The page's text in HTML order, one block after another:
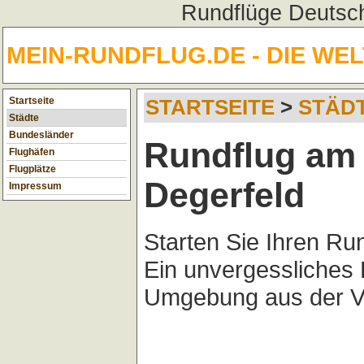
Rundflüge
MEIN-RUNDFLUG.DE - DIE
Startseite
Städte
Bundesländer
Flughäfen
Flugplätze
Impressum
STARTSEITE >
Rundflug
Degerfeld
Starten Sie Ihren
Ein unvergessliches
Umgebung aus der